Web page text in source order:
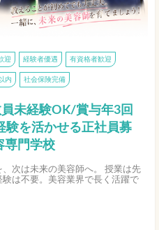
迎 経験者優遇 有資格者歓迎
内 社会保険完備
未経験OK/賞与年3回
験を活かせる正社員募
専門学校
次は未来の美容師へ。 授業は先
は不要。美容業界で長く活躍で